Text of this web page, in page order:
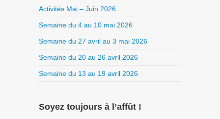
Activités Mai – Juin 2026
Semaine du 4 au 10 mai 2026
Semaine du 27 avril au 3 mai 2026
Semaine du 20 au 26 avril 2026
Semaine du 13 au 19 avril 2026
Soyez toujours à l’affût !